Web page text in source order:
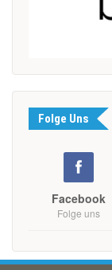
Folge Uns
Facebook
Folge uns